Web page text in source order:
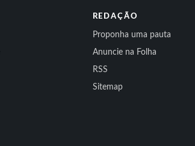
REDAÇÃO
Proponha uma pauta
Anuncie na Folha
RSS
Sitemap